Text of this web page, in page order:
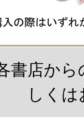
書店か
しく